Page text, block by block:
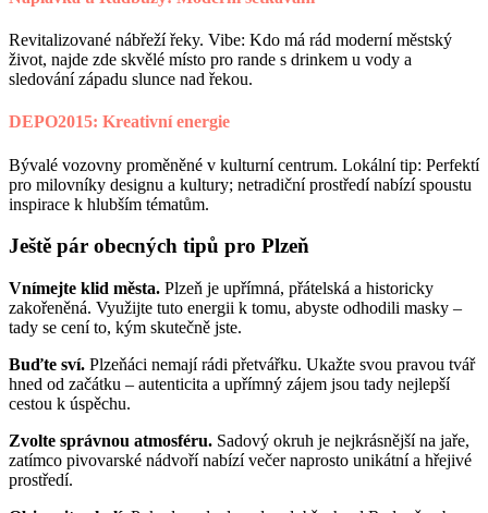
Revitalizované nábřeží řeky. Vibe: Kdo má rád moderní městský
život, najde zde skvělé místo pro rande s drinkem u vody a
sledování západu slunce nad řekou.
DEPO2015: Kreativní energie
Bývalé vozovny proměněné v kulturní centrum. Lokální tip: Perfektí
pro milovníky designu a kultury; netradiční prostředí nabízí spoustu
inspirace k hlubším tématům.
Ještě pár obecných tipů pro Plzeň
Vnímejte klid města. Plzeň je upřímná, přátelská a historicky
zakořeněná. Využijte tuto energii k tomu, abyste odhodili masky –
tady se cení to, kým skutečně jste.
Buďte sví. Plzeňáci nemají rádi přetvářku. Ukažte svou pravou tvář
hned od začátku – autenticita a upřímný zájem jsou tady nejlepší
cestou k úspěchu.
Zvolte správnou atmosféru. Sadový okruh je nejkrásnější na jaře,
zatímco pivovarské nádvoří nabízí večer naprosto unikátní a hřejivé
prostředí.